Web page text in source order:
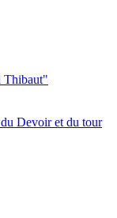
Thibaut"
Devoir et du tour